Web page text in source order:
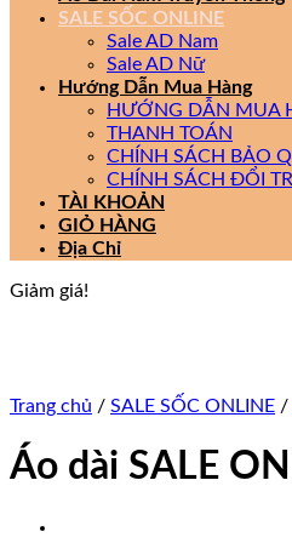
SALE SỐC ONLINE
Sale AD Nam
Sale AD Nữ
Hướng Dẫn Mua Hàng
HƯỚNG DẪN MUA
THANH TOÁN
CHÍNH SÁCH BẢO
CHÍNH SÁCH ĐỔI
TÀI KHOẢN
GIỎ HÀNG
Địa Chỉ
Giảm giá!
Trang chủ / SALE SỐC ONLINE /
Áo dài SALE